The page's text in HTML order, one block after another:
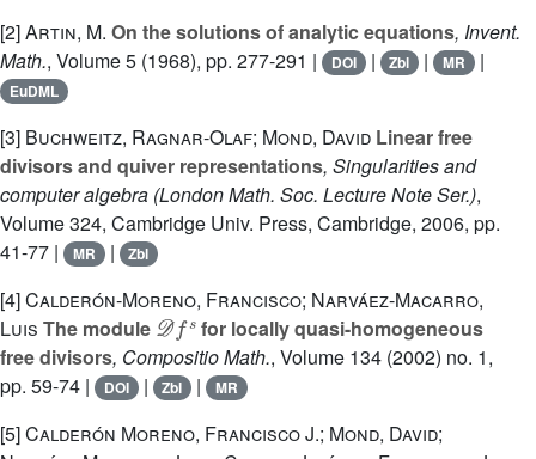
[2]Artin, M. On the solutions of analytic equations, Invent.
Math., Volume 5 (1968), pp. 277-291 | DOI | Zbl | MR |
EuDML
[3] Buchweitz, Ragnar-Olaf; Mond, David Linear free
divisors and quiver representations, Singularities and
computer algebra (London Math. Soc. Lecture Note Ser.),
Volume 324, Cambridge Univ. Press, Cambridge, 2006, pp.
41-77 |
MR | Zbl
[4]Calderón-Moreno, Francisco; Narváez-Macarro,
Luis The module
𝒟fs
for locally quasi-homogeneous
free divisors, Compositio Math., Volume 134 (2002) no. 1,
pp. 59-74 |
DOI | Zbl | MR
[5]Calderón Moreno, Francisco J.; Mond, David;